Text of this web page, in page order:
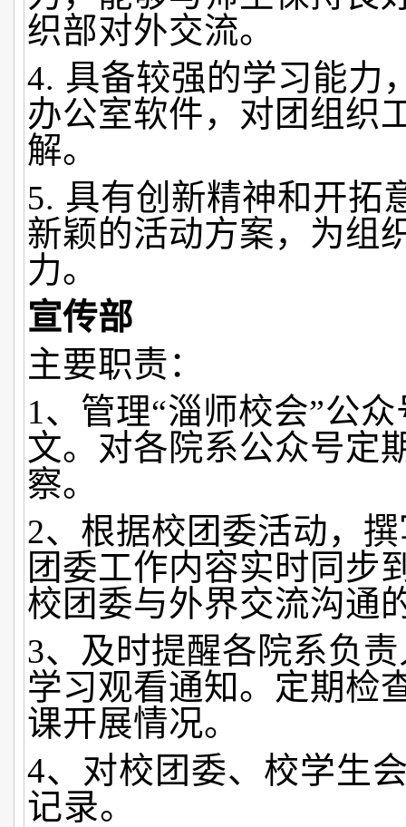
织部对外交流。
4. 具备较强的学习能力
办公室软件，对团组织
解。
5. 具有创新精神和开拓
新颖的活动方案，为组
力。
宣传部
主要职责：
1、管理“淄师校会”公
文。对各院系公众号定
察。
2、根据校团委活动，
团委工作内容实时同步
校团委与外界交流沟通
3、及时提醒各院系负
学习观看通知。定期检
课开展情况。
4、对校团委、校学生
记录。